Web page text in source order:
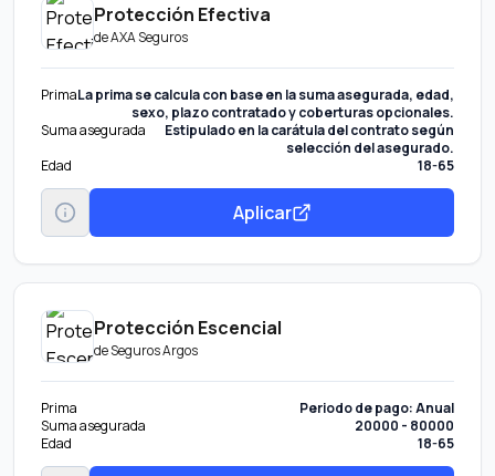
Protección Efectiva
deAXA Seguros
PrimaLa prima se calcula con base en la suma asegurada, edad,
sexo, plazo contratado y coberturas opcionales.
Suma asegurada
Estipulado en la carátula del contrato según
selección del asegurado.
Edad
18-65
Aplicar
Protección Escencial
deSeguros Argos
Prima
Periodo de pago: Anual
Suma asegurada
20000 - 80000
Edad
18-65